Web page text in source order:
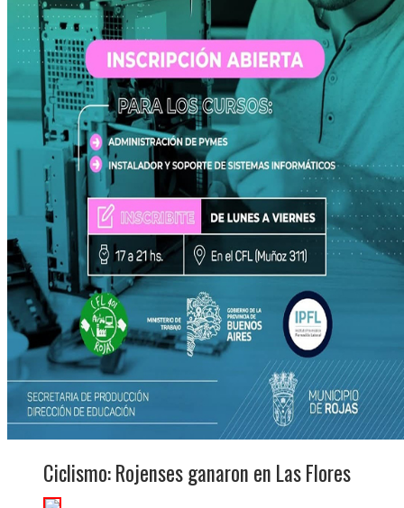
Ciclismo: Rojenses ganaron en Las Flores